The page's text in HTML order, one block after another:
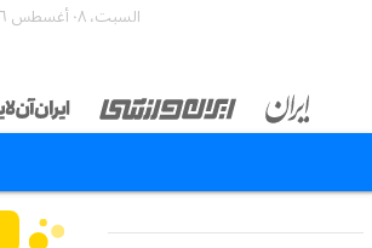
السبت، ٠٨ أغسطس ٢٠٢٦